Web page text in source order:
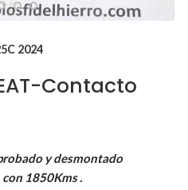
2024
Contacto
y desmontado
1850Kms .